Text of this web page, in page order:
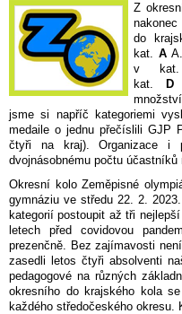
Z
do
kat. AA.
v
kat.
D
jsme si napříč kategoriemi
medaile o jednu přečíslili GJP
čtyři na kraj). Organizace i
dvojnásobnému počtu
Okresní kolo Zeměpisné
gymnáziu ve středu 22. 2.
kategorií postoupit až tři
letech před covidovou
prezenčně. Bez zajímavosti
zasedli letos čtyři absolventi
pedagogové na různých
okresního do krajského kola
každého středočeského